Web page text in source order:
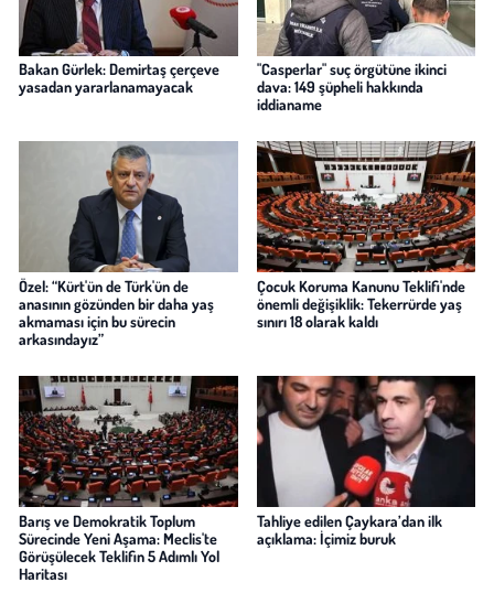
Bakan Gürlek: Demirtaş çerçeve
yasadan yararlanamayacak
"Casperlar" suç örgütüne ikinci
dava: 149 şüpheli hakkında
iddianame
Özel: “Kürt'ün de Türk'ün de
anasının gözünden bir daha yaş
akmaması için bu sürecin
arkasındayız”
Çocuk Koruma Kanunu Teklifi'nde
önemli değişiklik: Tekerrürde yaş
sınırı 18 olarak kaldı
Barış ve Demokratik Toplum
Sürecinde Yeni Aşama: Meclis'te
Görüşülecek Teklifin 5 Adımlı Yol
Haritası
Tahliye edilen Çaykara’dan ilk
açıklama: İçimiz buruk